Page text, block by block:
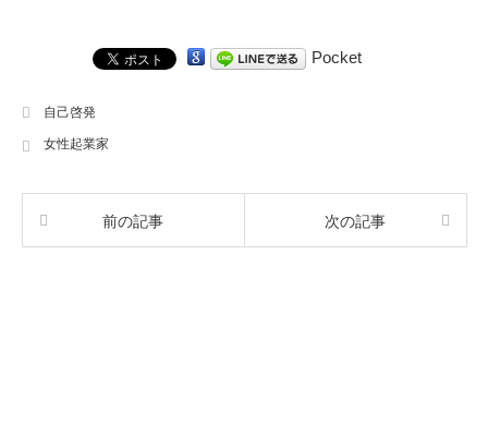
Pocket
自己啓発
女性起業家
前の記事 次の記事